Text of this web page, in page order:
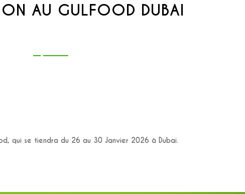
AU GULFOOD DUBAI
qui se tiendra du 26 au 30 Janvier 2026 à Dubai.